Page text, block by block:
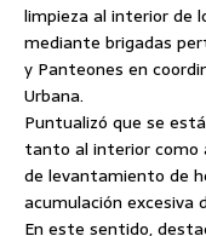
limpieza al interior de
mediante brigadas
y Panteones en
Urbana.
Puntualizó que se
tanto al interior como
de levantamiento de
acumulación excesiva
En este sentido,